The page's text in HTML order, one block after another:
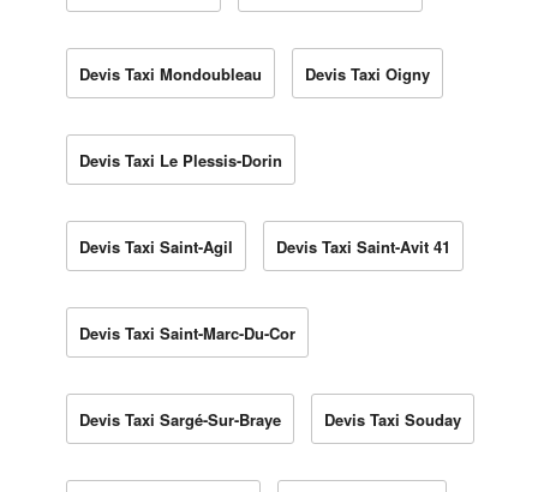
Devis Taxi Mondoubleau Devis Taxi Oigny
Devis Taxi Le Plessis-Dorin
Devis Taxi Saint-Agil Devis Taxi Saint-Avit 41
Devis Taxi Saint-Marc-Du-Cor
Devis Taxi Sargé-Sur-Braye Devis Taxi Souday